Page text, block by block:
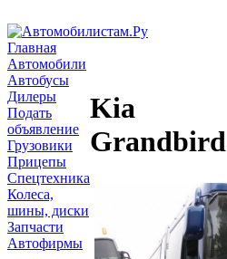
Главная
Автомобили
Автобусы
Дилеры
Подать
объявление
Грузовики
Прицепы
Спецтехника
Колеса,
шины, диски
Запчасти
Автофирмы
Kia
Grandbird